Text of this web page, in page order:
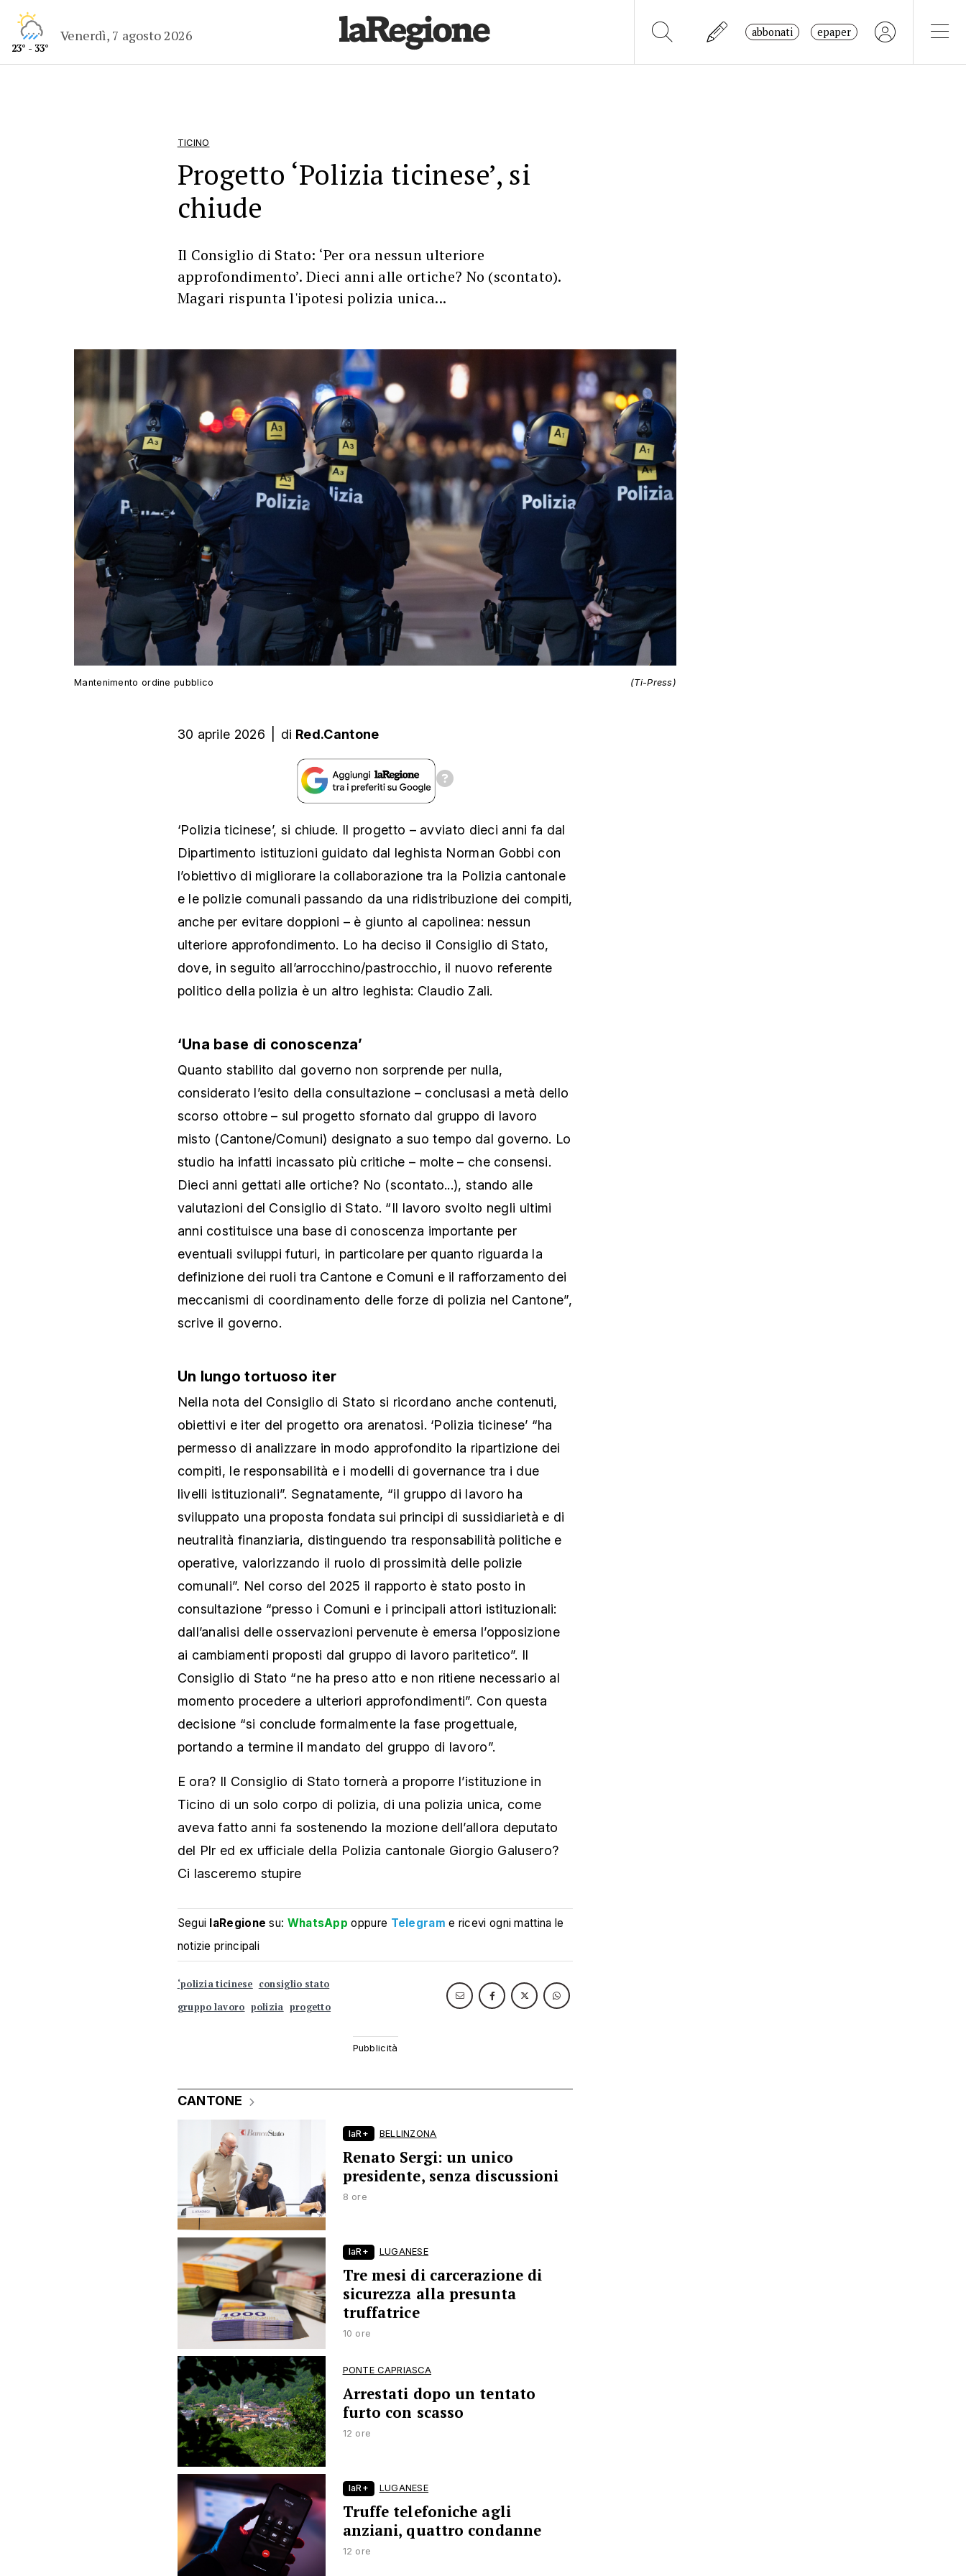
23° - 33°
Venerdì, 7 agosto 2026 abbonati epaper
TICINO
Progetto ‘Polizia ticinese’, si
chiude
Il Consiglio di Stato: ‘Per ora nessun ulteriore
approfondimento’. Dieci anni alle ortiche? No (scontato).
Magari rispunta l'ipotesi polizia unica...
Mantenimento ordine pubblico (Ti-Press)
30 aprile 2026 di Red.Cantone
‘Polizia ticinese’, si chiude. Il progetto – avviato dieci anni fa dal
Dipartimento istituzioni guidato dal leghista Norman Gobbi con
l’obiettivo di migliorare la collaborazione tra la Polizia cantonale
e le polizie comunali passando da una ridistribuzione dei compiti,
anche per evitare doppioni – è giunto al capolinea: nessun
ulteriore approfondimento. Lo ha deciso il Consiglio di Stato,
dove, in seguito all’arrocchino/pastrocchio, il nuovo referente
politico della polizia è un altro leghista: Claudio Zali.
‘Una base di conoscenza’
Quanto stabilito dal governo non sorprende per nulla,
considerato l’esito della consultazione – conclusasi a metà dello
scorso ottobre – sul progetto sfornato dal gruppo di lavoro
misto (Cantone/Comuni) designato a suo tempo dal governo. Lo
studio ha infatti incassato più critiche – molte – che consensi.
Dieci anni gettati alle ortiche? No (scontato...), stando alle
valutazioni del Consiglio di Stato. “Il lavoro svolto negli ultimi
anni costituisce una base di conoscenza importante per
eventuali sviluppi futuri, in particolare per quanto riguarda la
definizione dei ruoli tra Cantone e Comuni e il rafforzamento dei
meccanismi di coordinamento delle forze di polizia nel Cantone”,
scrive il governo.
Un lungo tortuoso iter
Nella nota del Consiglio di Stato si ricordano anche contenuti,
obiettivi e iter del progetto ora arenatosi. ‘Polizia ticinese’ “ha
permesso di analizzare in modo approfondito la ripartizione dei
compiti, le responsabilità e i modelli di governance tra i due
livelli istituzionali”. Segnatamente, “il gruppo di lavoro ha
sviluppato una proposta fondata sui principi di sussidiarietà e di
neutralità finanziaria, distinguendo tra responsabilità politiche e
operative, valorizzando il ruolo di prossimità delle polizie
comunali”. Nel corso del 2025 il rapporto è stato posto in
consultazione “presso i Comuni e i principali attori istituzionali:
dall’analisi delle osservazioni pervenute è emersa l’opposizione
ai cambiamenti proposti dal gruppo di lavoro paritetico”. Il
Consiglio di Stato “ne ha preso atto e non ritiene necessario al
momento procedere a ulteriori approfondimenti”. Con questa
decisione “si conclude formalmente la fase progettuale,
portando a termine il mandato del gruppo di lavoro”.
E ora? Il Consiglio di Stato tornerà a proporre l’istituzione in
Ticino di un solo corpo di polizia, di una polizia unica, come
aveva fatto anni fa sostenendo la mozione dell’allora deputato
del Plr ed ex ufficiale della Polizia cantonale Giorgio Galusero?
Ci lasceremo stupire
Segui laRegione su: WhatsApp oppure Telegram e ricevi ogni mattina le
notizie principali
‘polizia ticinese consiglio stato
gruppo lavoro polizia progetto
CANTONE
laR+ BELLINZONA
Renato Sergi: un unico
presidente, senza discussioni
8 ore
laR+ LUGANESE
Tre mesi di carcerazione di
sicurezza alla presunta
truffatrice
10 ore
PONTE CAPRIASCA
Arrestati dopo un tentato
furto con scasso
12 ore
laR+ LUGANESE
Truffe telefoniche agli
anziani, quattro condanne
12 ore